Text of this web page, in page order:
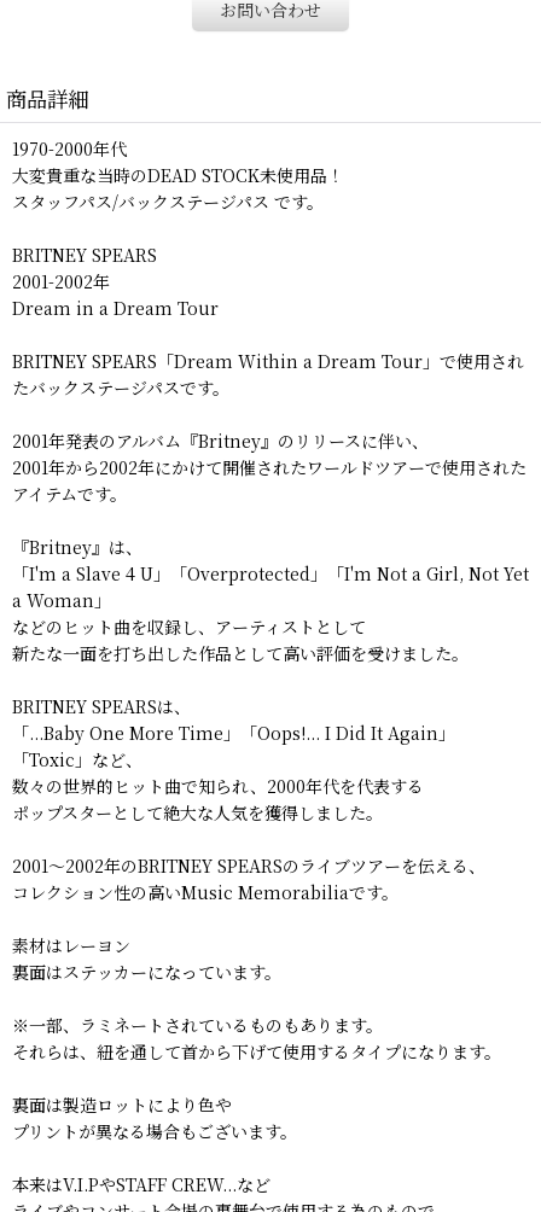
お問い合わせ
商品詳細
1970-2000年代
大変貴重な当時のDEAD STOCK未使用品！
スタッフパス/バックステージパス です。
BRITNEY SPEARS
2001-2002年
Dream in a Dream Tour
BRITNEY SPEARS「Dream Within a Dream Tour」で使用され
たバックステージパスです。
2001年発表のアルバム『Britney』のリリースに伴い、
2001年から2002年にかけて開催されたワールドツアーで使用された
アイテムです。
『Britney』は、
「I'm a Slave 4 U」「Overprotected」「I'm Not a Girl, Not Yet
a Woman」
などのヒット曲を収録し、アーティストとして
新たな一面を打ち出した作品として高い評価を受けました。
BRITNEY SPEARSは、
「...Baby One More Time」「Oops!... I Did It Again」
「Toxic」など、
数々の世界的ヒット曲で知られ、2000年代を代表する
ポップスターとして絶大な人気を獲得しました。
2001〜2002年のBRITNEY SPEARSのライブツアーを伝える、
コレクション性の高いMusic Memorabiliaです。
素材はレーヨン
裏面はステッカーになっています。
※一部、ラミネートされているものもあります。
それらは、紐を通して首から下げて使用するタイプになります。
裏面は製造ロットにより色や
プリントが異なる場合もございます。
本来はV.I.PやSTAFF CREW...など